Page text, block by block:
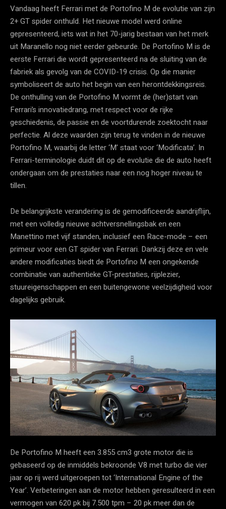
Vandaag heeft Ferrari met de Portofino M de evolutie van zijn
2+ GT spider onthuld. Het nieuwe model werd online
gepresenteerd, iets wat in het 70-jarig bestaan van het merk
uit Maranello nog niet eerder gebeurde. De Portofino M is de
eerste Ferrari die wordt gepresenteerd na de sluiting van de
fabriek als gevolg van de COVID-19 crisis. Op die manier
symboliseert de auto het begin van een herontdekkingsreis.
De onthulling van de Portofino M vormt de (her)start van
Ferrari’s innovatiedrang, met respect voor de rijke
geschiedenis, de passie en de voortdurende zoektocht naar
perfectie. Al deze waarden zijn terug te vinden in de nieuwe
Portofino M, waarbij de letter ‘M’ staat voor ‘Modificata’. In
Ferrari-terminologie duidt dit op de evolutie die de auto heeft
ondergaan om de prestaties naar een nog hoger niveau te
tillen.
De belangrijkste verandering is de gemodificeerde aandrijflijn,
met een volledig nieuwe achtversnellingsbak en een
Manettino met vijf standen, inclusief een Race-mode – een
primeur voor een GT spider van Ferrari. Dankzij deze en vele
andere modificaties biedt de Portofino M een ongekende
combinatie van authentieke GT-prestaties, rijplezier,
stuureigenschappen en een buitengewone veelzijdigheid voor
dagelijks gebruik.
De Portofino M heeft een 3.855 cm3 grote motor die is
gebaseerd op de inmiddels bekroonde V8 met turbo die vier
jaar op rij werd uitgeroepen tot ‘International Engine of the
Year’. Verbeteringen aan de motor hebben geresulteerd in een
vermogen van 620 pk bij 7.500 tpm – 20 pk meer dan de